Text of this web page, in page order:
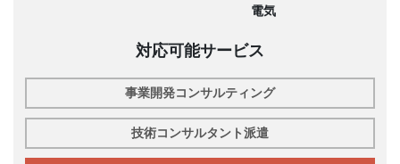
電気
対応可能サービス
事業開発コンサルティング
技術コンサルタント派遣